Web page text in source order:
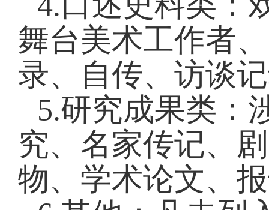
舞台美术工作者
录、自传、访谈
5.研究成果类：
究、名家传记、
物、学术论文、